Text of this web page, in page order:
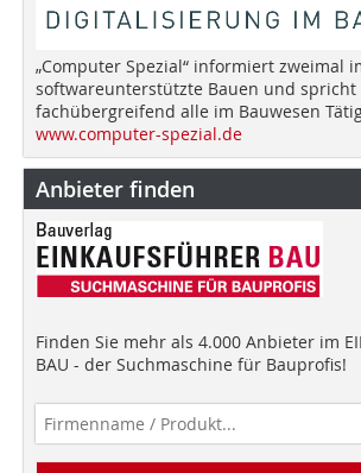
„Computer Spezial“ informiert zweimal
softwareunterstützte Bauen und spricht
fachübergreifend alle im Bauwesen
www.computer-spezial.de
Anbieter finden
Finden Sie mehr als 4.000 Anbieter im
BAU - der Suchmaschine für Bauprofis!